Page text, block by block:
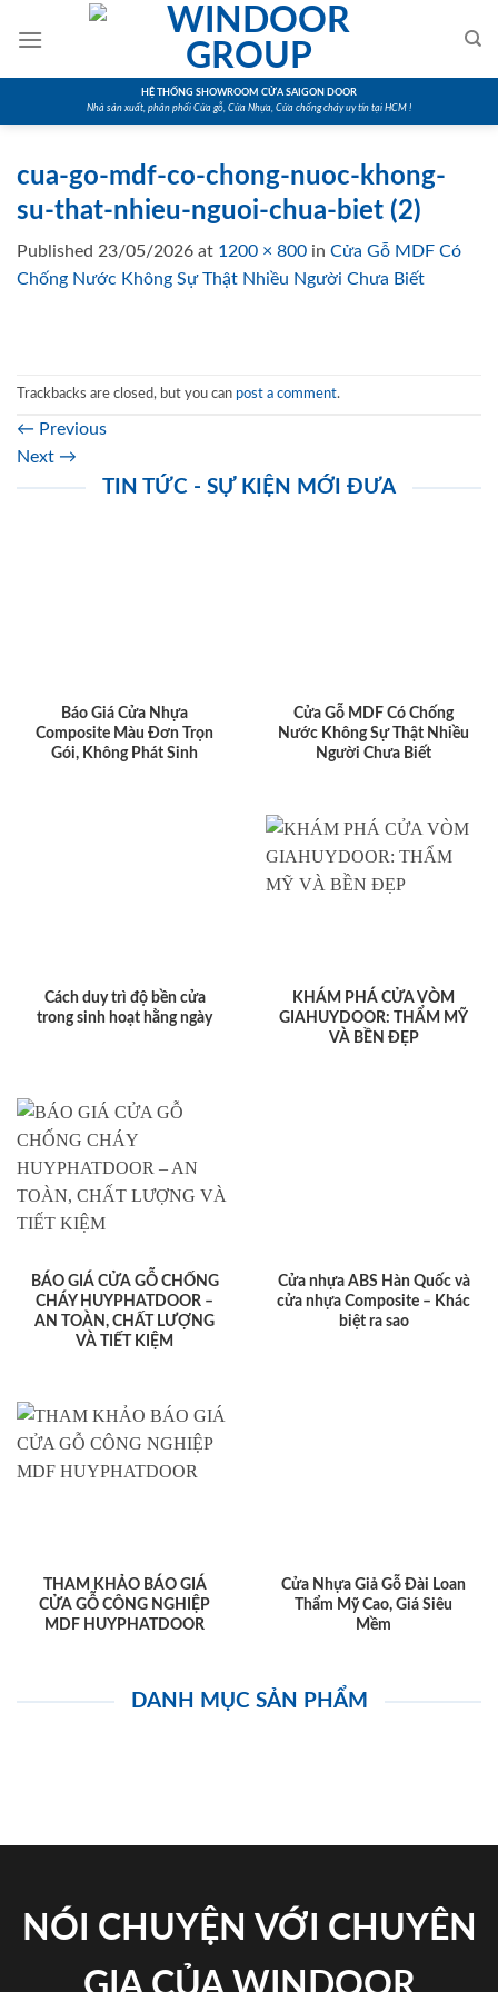
HỆ THỐNG SHOWROOM CỬA SAIGON DOOR
Nhà sản xuất, phân phối Cửa gỗ, Cửa Nhựa, Cửa chống cháy uy tín tại HCM !
cua-go-mdf-co-chong-nuoc-khong-
su-that-nhieu-nguoi-chua-biet (2)
Published 23/05/2026 at 1200 × 800 in Cửa Gỗ MDF Có
Chống Nước Không Sự Thật Nhiều Người Chưa Biết
Trackbacks are closed, but you can post a comment.
← Previous
Next →
TIN TỨC - SỰ KIỆN MỚI ĐƯA
Báo Giá Cửa Nhựa
Composite Màu Đơn Trọn
Gói, Không Phát Sinh
Cửa Gỗ MDF Có Chống
Nước Không Sự Thật Nhiều
Người Chưa Biết
Cách duy trì độ bền cửa
trong sinh hoạt hằng ngày
KHÁM PHÁ CỬA VÒM
GIAHUYDOOR: THẨM MỸ
VÀ BỀN ĐẸP
BÁO GIÁ CỬA GỖ CHỐNG
CHÁY HUYPHATDOOR –
AN TOÀN, CHẤT LƯỢNG
VÀ TIẾT KIỆM
Cửa nhựa ABS Hàn Quốc và
cửa nhựa Composite – Khác
biệt ra sao
THAM KHẢO BÁO GIÁ
CỬA GỖ CÔNG NGHIỆP
MDF HUYPHATDOOR
Cửa Nhựa Giả Gỗ Đài Loan
Thẩm Mỹ Cao, Giá Siêu
Mềm
DANH MỤC SẢN PHẨM
NÓI CHUYỆN VỚI CHUYÊN